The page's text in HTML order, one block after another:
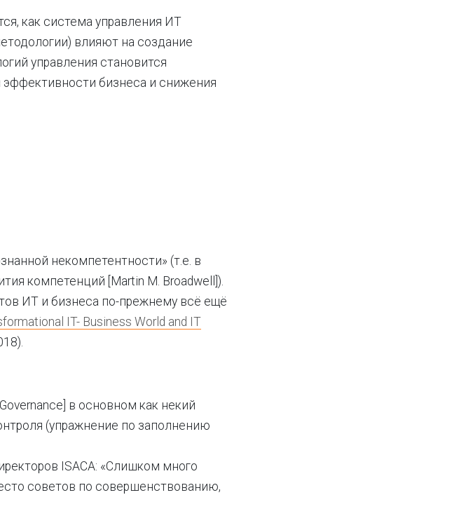
как система управления ИТ
влияют на создание
управления становится
бизнеса и снижения
некомпетентности» (т.е. в
компетенций [Martin M. Broadwell]).
ИТ и бизнеса по-прежнему всё ещё
IT- Business World and IT
в основном как некий
(упражнение по заполнению
ISACA: «Слишком много
советов по совершенствованию,